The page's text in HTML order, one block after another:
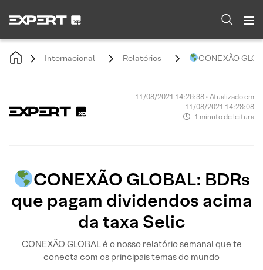
Internacional Relatórios CONEXÃO
11/08/2021 14:26:38 • Atualizado em
11/08/2021 14:28:08
1 minuto de leitura
CONEXÃO GLOBAL: BDRs
que pagam dividendos acima
da taxa Selic
CONEXÃO GLOBAL é o nosso relatório semanal que te
conecta com os principais temas do mundo